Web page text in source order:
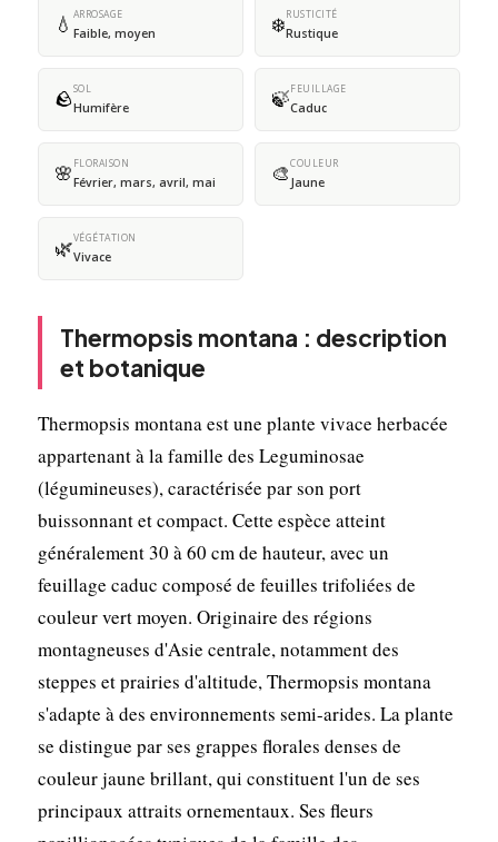
💧 ARROSAGE
Faible, moyen ❄️RUSTICITÉ
Rustique
🪨SOL
Humifère 🍃FEUILLAGE
Caduc
🌸 FLORAISON
Février, mars, avril, mai 🎨COULEUR
Jaune
🌿VÉGÉTATION
Vivace
Thermopsis montana : description
et botanique
Thermopsis montana est une plante vivace herbacée
appartenant à la famille des Leguminosae
(légumineuses), caractérisée par son port
buissonnant et compact. Cette espèce atteint
généralement 30 à 60 cm de hauteur, avec un
feuillage caduc composé de feuilles trifoliées de
couleur vert moyen. Originaire des régions
montagneuses d'Asie centrale, notamment des
steppes et prairies d'altitude, Thermopsis montana
s'adapte à des environnements semi-arides. La plante
se distingue par ses grappes florales denses de
couleur jaune brillant, qui constituent l'un de ses
principaux attraits ornementaux. Ses fleurs